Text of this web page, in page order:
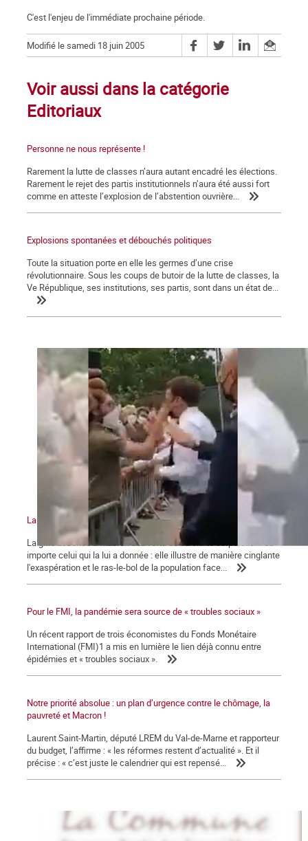
C'est l'enjeu de l'immédiate prochaine période.
Modifié le samedi 18 juin 2005
Voir aussi dans la catégorie
Editoriaux
Personne ne nous représente !
Rarement la lutte de classes n’aura autant encadré les élections.
Rarement le rejet des partis institutionnels n’aura été aussi fort
comme en atteste l’explosion de l’abstention ouvrière...
Explosions spontanées et débouchés politiques
Toute la situation porte en elle les germes d’une crise
révolutionnaire. Sous les coups de butoir de la lutte de classes, la
Ve République, ses institutions, ses partis, sont dans un état de...
La gifle et la manifestation du 12 juin 2021
La gifle assénée à Macron a la vertu de sa clarté corporelle. Peu
importe celui qui la lui a donnée : elle illustre de manière cinglante
l'exaspération et le ras-le-bol de la population face...
Pour le FMI, la pandémie sera source de « troubles sociaux »
Un récent rapport de trois économistes du Fonds Monétaire
International (FMI)1 a mis en lumière le lien déjà connu entre
épidémies et « troubles sociaux ».
Notre priorité absolue : un plan d’urgence contre le chômage, la
pauvreté et Macron !
Laurent Saint-Martin, député LREM du Val-de-Marne et rapporteur
du budget, l’affirme : « les réformes restent d’actualité ». Et il
précise : « c’est juste le calendrier qui est repensé...